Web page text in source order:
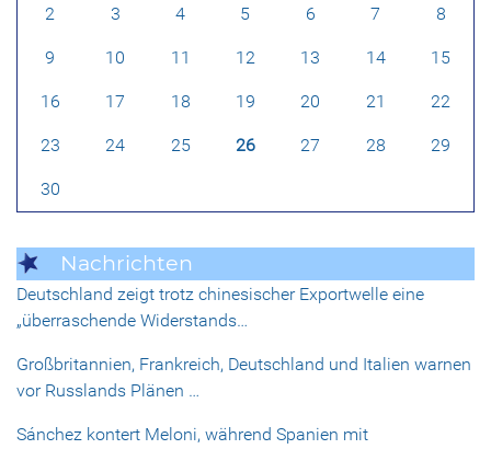
2 3 4 5 6 7 8
9 10 11 12 13 14 15
16 17 18 19 20 21 22
23 24 25 26 27 28 29
30
Nachrichten
Deutschland zeigt trotz chinesischer Exportwelle eine
„überraschende Widerstands…
Großbritannien, Frankreich, Deutschland und Italien warnen
vor Russlands Plänen …
Sánchez kontert Meloni, während Spanien mit